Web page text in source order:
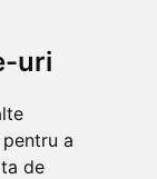
uri
a
de